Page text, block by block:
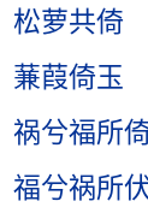
松萝共倚
蒹葭倚玉
祸兮福所
福兮祸所